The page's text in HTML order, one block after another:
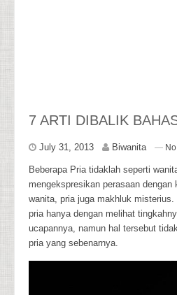
7 ARTI DIBALIK
July 31, 2013 Biwanita —
Beberapa Pria tidaklah seperti
mengekspresikan perasaan
wanita, pria juga makhluk misterius.
pria hanya dengan melihat
ucapannya, namun hal tersebut
pria yang sebenarnya.